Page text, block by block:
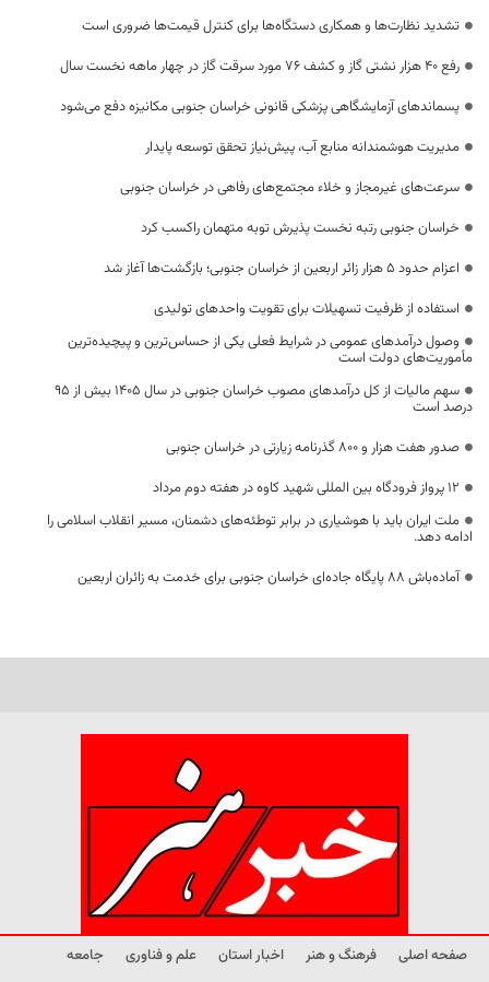
تشدید نظارت‌ها و همکاری دستگاه‌ها برای کنترل قیمت‌ها ضروری است
رفع 40 هزار نشتی گاز و کشف 76 مورد سرقت گاز در چهار ماهه نخست سال
پسماندهای آزمایشگاهی پزشکی قانونی خراسان جنوبی مکانیزه دفع می‌شود
مدیریت هوشمندانه منابع آب، پیش‌نیاز تحقق توسعه پایدار
سرعت‌های غیرمجاز و خلاء مجتمع‌های رفاهی در خراسان جنوبی
خراسان جنوبی رتبه نخست پذیرش توبه متهمان راکسب کرد
اعزام حدود 5 هزار زائر اربعین از خراسان جنوبی؛ بازگشت‌ها آغاز شد
استفاده از ظرفیت تسهیلات برای تقویت واحدهای تولیدی
وصول درآمدهای عمومی در شرایط فعلی یکی از حساس‌ترین و پیچیده‌ترین
مأموریت‌های دولت است
سهم مالیات از کل درآمدهای مصوب خراسان جنوبی در سال ۱۴۰۵ بیش از ۹۵
درصد است
صدور هفت هزار و ۸۰۰ گذرنامه زیارتی در خراسان جنوبی
۱۲ پرواز فرودگاه بین المللی شهید کاوه در هفته دوم مرداد
ملت ایران باید با هوشیاری در برابر توطئه‌های دشمنان، مسیر انقلاب اسلامی را
ادامه دهد.
آماده‌باش ۸۸ پایگاه جاده‌ای خراسان جنوبی برای خدمت به زائران اربعین
صفحه اصلی فرهنگ و هنر اخبار استان علم و فناوری
جامعه